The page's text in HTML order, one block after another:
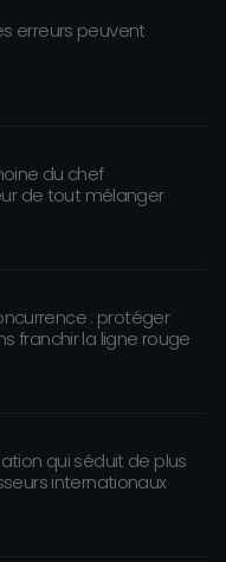
erreurs peuvent
du chef
de tout mélanger
: protéger
franchir la ligne rouge
qui séduit de plus
internationaux